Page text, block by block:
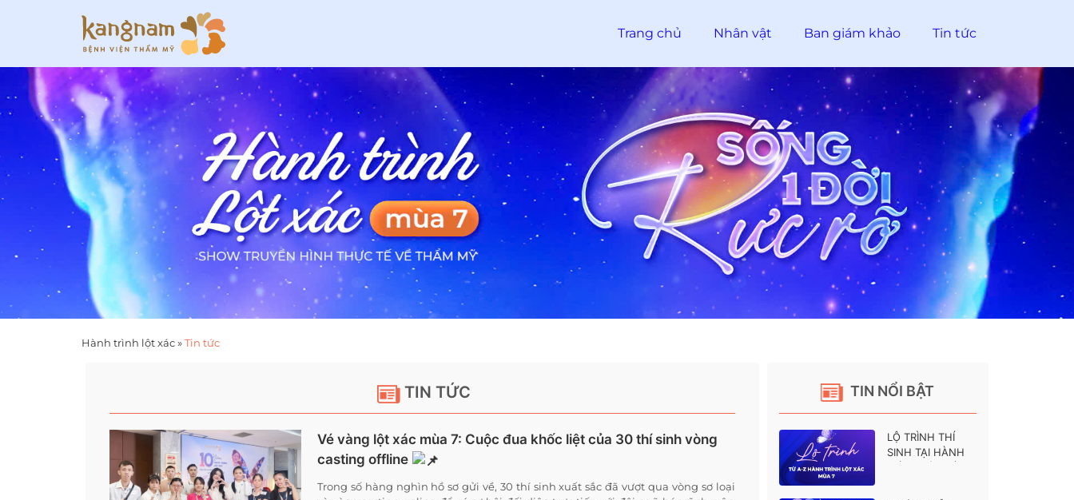
Trang chủ Nhân vật Ban giám khảo Tin tức
Hành trình lột xác»Tin tức
TIN NỔI BẬT
LỘ TRÌNH THÍ
SINH TẠI HÀNH
TIN TỨC
Vé vàng lột xác mùa 7: Cuộc đua khốc liệt của 30 thí sinh vòng
casting offline
Trong số hàng nghìn hồ sơ gửi về, 30 thí sinh xuất sắc đã vượt qua vòng sơ loại